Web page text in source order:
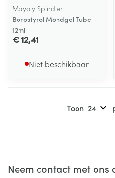
Mayoly Spindler
Borostyrol Mondgel Tube
12ml
€ 12,41
Niet beschikbaar
Toon
Neem contact met ons